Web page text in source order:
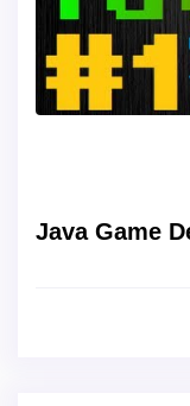
Java Game